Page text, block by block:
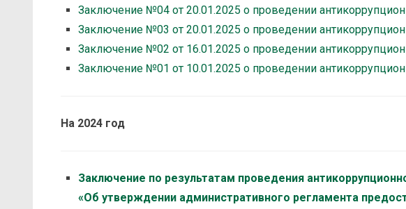
Заключение №04 от 20.01.2025 о проведении
Заключение №03 от 20.01.2025 о проведении
Заключение №02 от 16.01.2025 о проведении
Заключение №01 от 10.01.2025 о проведении
На 2024 год
Заключение по результатам проведения
«Об утверждении административного регламента